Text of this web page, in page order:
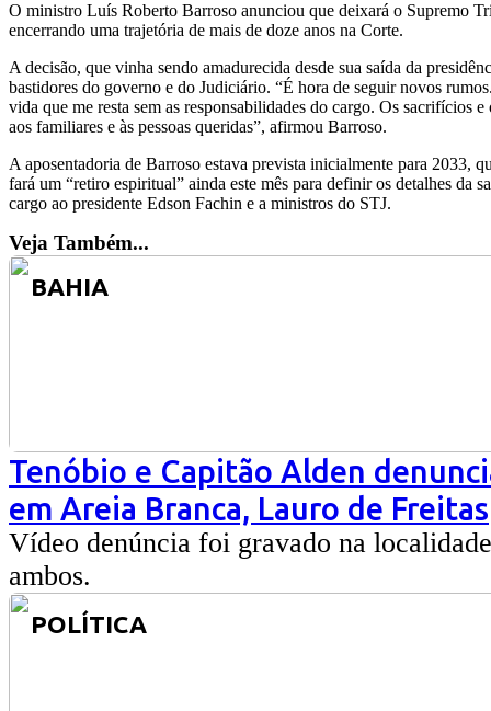
O ministro Luís Roberto Barroso anunciou que deixará o Supremo
encerrando uma trajetória de mais de doze anos na Corte.
A decisão, que vinha sendo amadurecida desde sua saída da
bastidores do governo e do Judiciário. “É hora de seguir novos
vida que me resta sem as responsabilidades do cargo. Os sacrifícios
aos familiares e às pessoas queridas”, afirmou Barroso.
A aposentadoria de Barroso estava prevista inicialmente para 2033,
fará um “retiro espiritual” ainda este mês para definir os detalhes da
cargo ao presidente Edson Fachin e a ministros do STJ.
Veja Também...
BAHIA
Tenóbio e Capitão Alden
em Areia Branca, Lauro de Freitas
Vídeo denúncia foi gravado na
ambos.
POLÍTICA